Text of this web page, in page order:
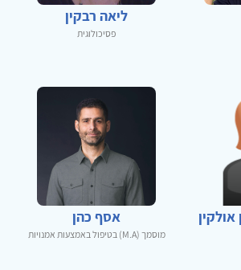
ליאה רבקין
פסיכולוגית
אולקין אסף כהן
מוסמך (M.A) בטיפול באמצעות אמנויות